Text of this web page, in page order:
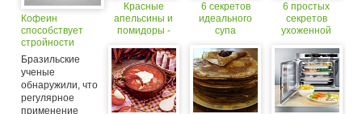
Кофеин
способствует
стройности
Бразильские
ученые
обнаружили, что
регулярное
применение
Красные
апельсины и
помидоры -
стройности и
здоровья
6 секретов
идеального
супа
6 простых
секретов
ухоженной